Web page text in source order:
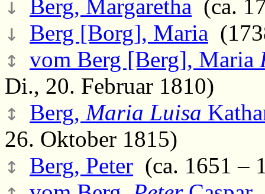
↓ Berg, Margaretha (ca.
↓ Berg [Borg], Maria
↕ vom Berg [Berg], Maria
Di., 20. Februar 1810)
↕ Berg, Maria Luisa
26. Oktober 1815)
↕ Berg, Peter (ca. 1651 –